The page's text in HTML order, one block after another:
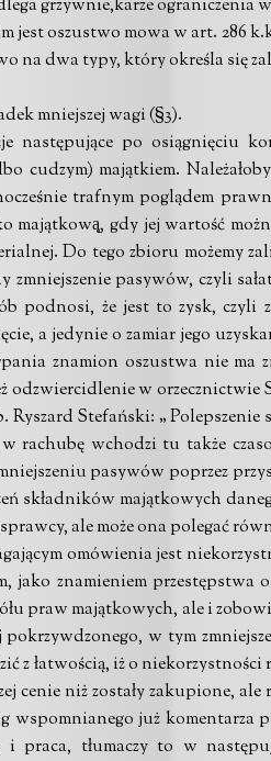
grzywnie,karze
oszustwo mowa w art. 286
na dwa typy, który określa się
mniejszej wagi (§3).
następujące po osiągnięciu
cudzym) majątkiem.
trafnym poglądem
majątkową̨, gdy jej wartość
Do tego zbioru możemy
pasywów, czyli
podnosi, że jest to zysk, czyli
a jedynie o zamiar jego
znamion oszustwa nie ma
w orzecznictwie
Stefański: „
rachubę wchodzi tu także
pasywów poprzez
składników majątkowych
ale może ona polegać
omówienia jest
jako znamieniem przestępstwa
praw majątkowych, ale i
w tym
z łatwością, iż o
cenie niż zostały zakupione,
wspomnianego już komentarza
i praca, tłumaczy to w